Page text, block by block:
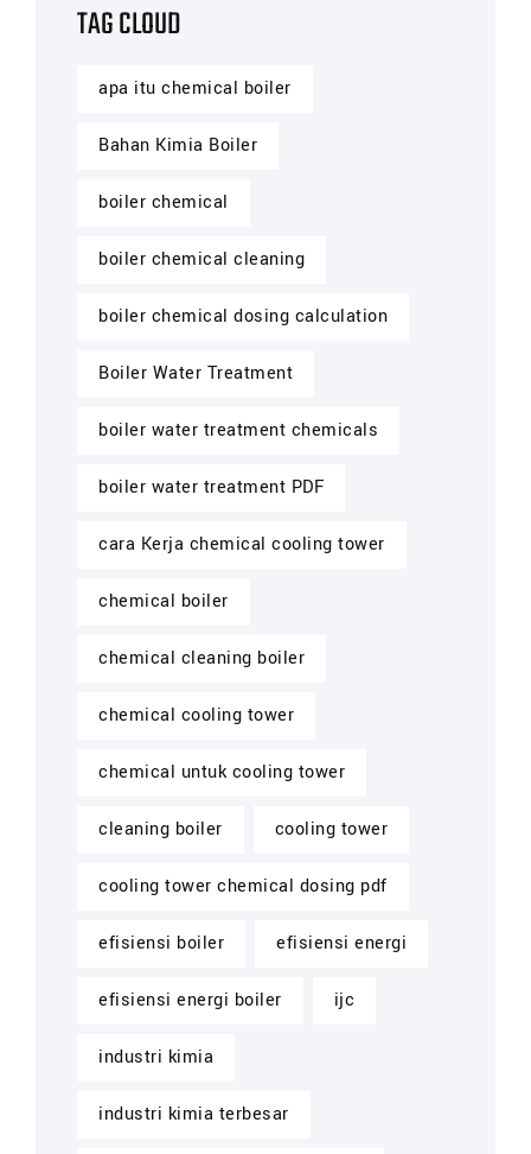
TAG CLOUD
apa itu chemical boiler
Bahan Kimia Boiler
boiler chemical
boiler chemical cleaning
boiler chemical dosing calculation
Boiler Water Treatment
boiler water treatment chemicals
boiler water treatment PDF
cara Kerja chemical cooling tower
chemical boiler
chemical cleaning boiler
chemical cooling tower
chemical untuk cooling tower
cleaning boiler cooling tower
cooling tower chemical dosing pdf
efisiensi boiler efisiensi energi
efisiensi energi boiler ijc
industri kimia
industri kimia terbesar